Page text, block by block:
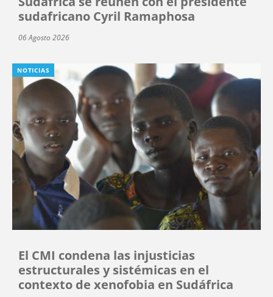
sudafricano Cyril Ramaphosa
06 Agosto 2026
NOTICIAS
El CMI condena las injusticias
estructurales y sistémicas en el
contexto de xenofobia en Sudáfrica